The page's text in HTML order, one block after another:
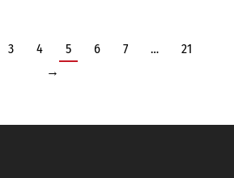
3 4 5 6 7 …
21
→